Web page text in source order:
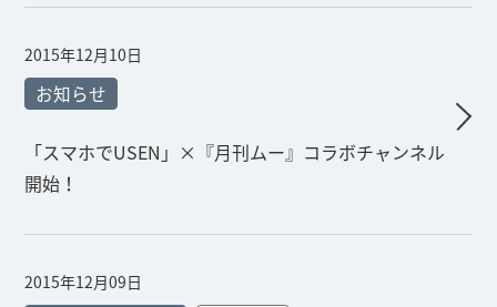
2015年12月10日
お知らせ
「スマホでUSEN」×『月刊ムー』コラボチャンネル
開始！
2015年12月09日